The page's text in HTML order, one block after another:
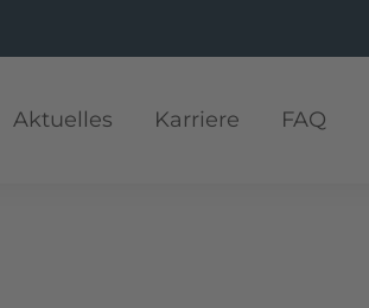
Aktuelles Karriere FAQ